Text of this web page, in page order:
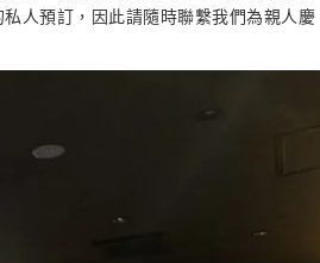
人預訂，因此請隨時聯繫我們為親人慶